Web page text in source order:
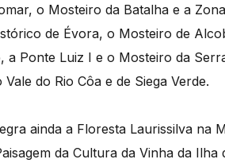
o Mosteiro da Batalha e a
de Évora, o Mosteiro de
Ponte Luiz I e o Mosteiro da
do Rio Côa e de Siega Verde.
ainda a Floresta Laurissilva na
da Cultura da Vinha da Ilha